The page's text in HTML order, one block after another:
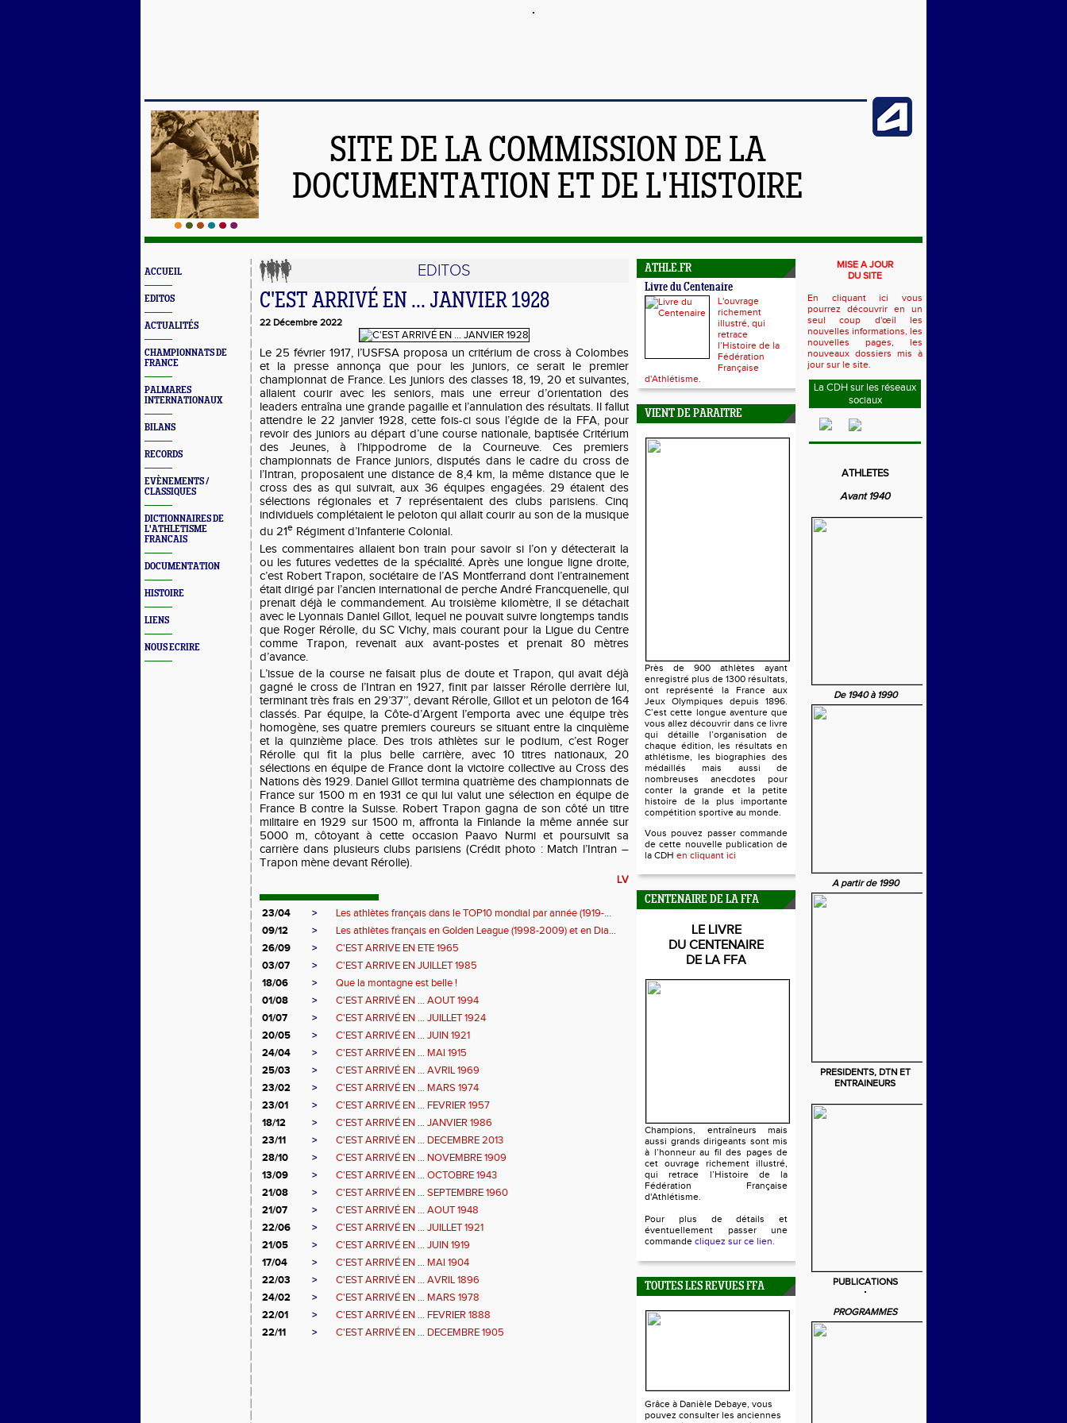
SITE DE LA COMMISSION DE LA
DOCUMENTATION ET DE L'HISTOIRE
ACCUEIL
EDITOS
ACTUALITÉS
CHAMPIONNATS DE
FRANCE
PALMARES
INTERNATIONAUX
BILANS
RECORDS
EVÈNEMENTS /
CLASSIQUES
DICTIONNAIRES DE
L'ATHLETISME
FRANCAIS
DOCUMENTATION
HISTOIRE
LIENS
NOUS ECRIRE
EDITOS
C'EST ARRIVÉ EN ... JANVIER 1928
22 Décembre 2022
Le 25 février 1917, l’USFSA proposa un critérium de cross à Colombes
et la presse annonça que pour les juniors, ce serait le premier
championnat de France. Les juniors des classes 18, 19, 20 et suivantes,
allaient courir avec les seniors, mais une erreur d’orientation des
leaders entraîna une grande pagaille et l’annulation des résultats. Il fallut
attendre le 22 janvier 1928, cette fois-ci sous l’égide de la FFA, pour
revoir des juniors au départ d’une course nationale, baptisée Critérium
des Jeunes, à l’hippodrome de la Courneuve. Ces premiers
championnats de France juniors, disputés dans le cadre du cross de
l’Intran, proposaient une distance de 8,4 km, la même distance que le
cross des as qui suivrait, aux 36 équipes engagées. 29 étaient des
sélections régionales et 7 représentaient des clubs parisiens. Cinq
individuels complétaient le peloton qui allait courir au son de la musique
du 21e Régiment d’Infanterie Colonial.
Les commentaires allaient bon train pour savoir si l’on y détecterait la
ou les futures vedettes de la spécialité. Après une longue ligne droite,
c’est Robert Trapon, sociétaire de l’AS Montferrand dont l’entrainement
était dirigé par l’ancien international de perche André Francquenelle, qui
prenait déjà le commandement. Au troisième kilomètre, il se détachait
avec le Lyonnais Daniel Gillot, lequel ne pouvait suivre longtemps tandis
que Roger Rérolle, du SC Vichy, mais courant pour la Ligue du Centre
comme Trapon, revenait aux avant-postes et prenait 80 mètres
d’avance.
L’issue de la course ne faisait plus de doute et Trapon, qui avait déjà
gagné le cross de l’Intran en 1927, finit par laisser Rérolle derrière lui,
terminant très frais en 29’37’’, devant Rérolle, Gillot et un peloton de 164
classés. Par équipe, la Côte-d’Argent l’emporta avec une équipe très
homogène, ses quatre premiers coureurs se situant entre la cinquième
et la quinzième place. Des trois athlètes sur le podium, c’est Roger
Rérolle qui fit la plus belle carrière, avec 10 titres nationaux, 20
sélections en équipe de France dont la victoire collective au Cross des
Nations dès 1929. Daniel Gillot termina quatrième des championnats de
France sur 1500 m en 1931 ce qui lui valut une sélection en équipe de
France B contre la Suisse. Robert Trapon gagna de son côté un titre
militaire en 1929 sur 1500 m, affronta la Finlande la même année sur
5000 m, côtoyant à cette occasion Paavo Nurmi et poursuivit sa
carrière dans plusieurs clubs parisiens (Crédit photo : Match l’Intran –
Trapon mène devant Rérolle).
LV
23/04 >
Les athlètes français dans le TOP10 mondial par année (1919-...
09/12
>
Les athlètes français en Golden League (1998-2009) et en Dia...
26/09
>
C'EST ARRIVE EN ETE 1965
03/07
>
C'EST ARRIVE EN JUILLET 1985
18/06
>
Que la montagne est belle !
01/08
>
C'EST ARRIVÉ EN ... AOUT 1994
01/07
>
C'EST ARRIVÉ EN ... JUILLET 1924
20/05
>
C'EST ARRIVÉ EN ... JUIN 1921
24/04
>
C'EST ARRIVÉ EN ... MAI 1915
25/03
>
C'EST ARRIVÉ EN ... AVRIL 1969
23/02
>
C'EST ARRIVÉ EN ... MARS 1974
23/01
>
C'EST ARRIVÉ EN ... FEVRIER 1957
18/12
>
C'EST ARRIVÉ EN ... JANVIER 1986
23/11
>
C'EST ARRIVÉ EN ... DECEMBRE 2013
28/10
>
C'EST ARRIVÉ EN ... NOVEMBRE 1909
13/09
>
C'EST ARRIVÉ EN ... OCTOBRE 1943
21/08
>
C'EST ARRIVÉ EN ... SEPTEMBRE 1960
21/07
>
C'EST ARRIVÉ EN ... AOUT 1948
22/06
>
C'EST ARRIVÉ EN ... JUILLET 1921
21/05
>
C'EST ARRIVÉ EN ... JUIN 1919
17/04
>
C'EST ARRIVÉ EN ... MAI 1904
22/03
>
C'EST ARRIVÉ EN ... AVRIL 1896
24/02
>
C'EST ARRIVÉ EN ... MARS 1978
22/01
>
C'EST ARRIVÉ EN ... FEVRIER 1888
22/11
> C'EST ARRIVÉ EN ... DECEMBRE 1905
ATHLE.FR
Livre du Centenaire
L'ouvrage
richement
illustré, qui
retrace
l’Histoire de la
Fédération
Française
d'Athlétisme.
VIENT DE PARAITRE
Près de 900 athlètes ayant
enregistré plus de 1300 résultats,
ont représenté la France aux
Jeux Olympiques depuis 1896.
C’est cette longue aventure que
vous allez découvrir dans ce livre
qui détaille l’organisation de
chaque édition, les résultats en
athlétisme, les biographies des
médaillés mais aussi de
nombreuses anecdotes pour
conter la grande et la petite
histoire de la plus importante
compétition sportive au monde.
Vous pouvez passer commande
de cette nouvelle publication de
la CDH en cliquant ici
CENTENAIRE DE LA FFA
LE LIVRE
DU CENTENAIRE
DE LA FFA
Champions, entraîneurs mais
aussi grands dirigeants sont mis
à l’honneur au fil des pages de
cet ouvrage richement illustré,
qui retrace l’Histoire de la
Fédération Française
d'Athlétisme.
Pour plus de détails et
éventuellement passer une
commande cliquez sur ce lien.
TOUTES LES REVUES FFA
Grâce à Danièle Debaye, vous
pouvez consulter les anciennes
MISE A JOUR
DU SITE
En cliquant ici vous
pourrez découvrir en un
seul coup d'œil les
nouvelles informations, les
nouvelles pages, les
nouveaux dossiers mis à
jour sur le site.
La CDH sur les réseaux
sociaux
ATHLETES
Avant 1940
De 1940 à 1990
A partir de 1990
PRESIDENTS, DTN ET
ENTRAINEURS
PUBLICATIONS
PROGRAMMES